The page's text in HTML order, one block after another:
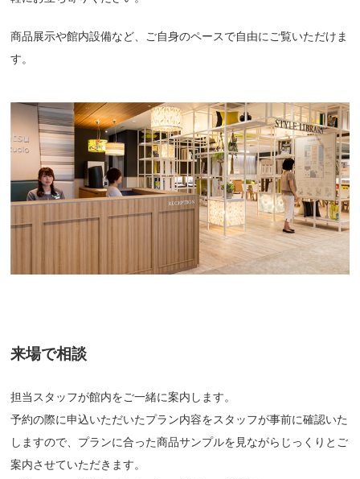
商品展示や館内設備など、ご自身のペースで自由にご覧いただけま
す。
来場で相談
担当スタッフが館内をご一緒に案内します。
予約の際に申込いただいたプラン内容をスタッフが事前に確認いた
しますので、プランに合った商品サンプルを見ながらじっくりとご
案内させていただきます。